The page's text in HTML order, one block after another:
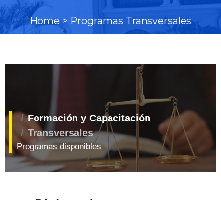
Home > Programas Transversales